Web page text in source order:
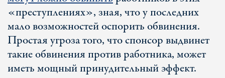
«преступлениях», зная, что у последних
мало возможностей оспорить обвинения.
Простая угроза того, что спонсор выдвинет
такие обвинения против работника, может
иметь мощный принудительный эффект.